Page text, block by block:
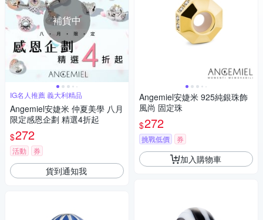
補貨中
IG名人推薦 義大利精品
Angemiel安婕米 仲夏美學 八月
限定感恩企劃 精選4折起
$272
活動 券
貨到通知我
Angemiel安婕米 925純銀珠飾
風尚 固定珠
$272
挑戰低價 券
加入購物車